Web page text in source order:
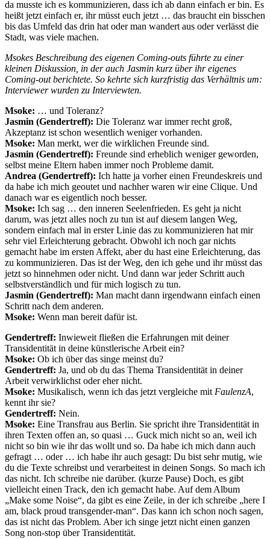
da musste ich es kommunizieren, dass ich ab dann einfach er bin. Es
heißt jetzt einfach er, ihr müsst euch jetzt … das braucht ein bisschen
bis das Umfeld das drin hat oder man wandert aus oder verlässt die
Stadt, was viele machen.
Msokes Beschreibung des eigenen Coming-outs führte zu einer
kleinen Diskussion, in der auch Jasmin kurz über ihr eigenes
Coming-out berichtete. So kehrte sich kurzfristig das Verhältnis um:
Interviewer wurden zu Interviewten.
Msoke: … und Toleranz?
Jasmin (Gendertreff): Die Toleranz war immer recht groß,
Akzeptanz ist schon wesentlich weniger vorhanden.
Msoke: Man merkt, wer die wirklichen Freunde sind.
Jasmin (Gendertreff): Freunde sind erheblich weniger geworden,
selbst meine Eltern haben immer noch Probleme damit.
Andrea (Gendertreff): Ich hatte ja vorher einen Freundeskreis und
da habe ich mich geoutet und nachher waren wir eine Clique. Und
danach war es eigentlich noch besser.
Msoke: Ich sag … den inneren Seelenfrieden. Es geht ja nicht
darum, was jetzt alles noch zu tun ist auf diesem langen Weg,
sondern einfach mal in erster Linie das zu kommunizieren hat mir
sehr viel Erleichterung gebracht. Obwohl ich noch gar nichts
gemacht habe im ersten Affekt, aber du hast eine Erleichterung, das
zu kommunizieren. Das ist der Weg, den ich gehe und ihr müsst das
jetzt so hinnehmen oder nicht. Und dann war jeder Schritt auch
selbstverständlich und für mich logisch zu tun.
Jasmin (Gendertreff): Man macht dann irgendwann einfach einen
Schritt nach dem anderen.
Msoke: Wenn man bereit dafür ist.
Gendertreff: Inwieweit fließen die Erfahrungen mit deiner
Transidentität in deine künstlerische Arbeit ein?
Msoke: Ob ich über das singe meinst du?
Gendertreff: Ja, und ob du das Thema Transidentität in deiner
Arbeit verwirklichst oder eher nicht.
Msoke: Musikalisch, wenn ich das jetzt vergleiche mit FaulenzA,
kennt ihr sie?
Gendertreff: Nein.
Msoke: Eine Transfrau aus Berlin. Sie spricht ihre Transidentität in
ihren Texten offen an, so quasi … Guck mich nicht so an, weil ich
nicht so bin wie ihr das wollt und so. Da habe ich mich dann auch
gefragt … oder … ich habe ihr auch gesagt: Du bist sehr mutig, wie
du die Texte schreibst und verarbeitest in deinen Songs. So mach ich
das nicht. Ich schreibe nie darüber. (kurze Pause) Doch, es gibt
vielleicht einen Track, den ich gemacht habe. Auf dem Album
„Make some Noise“, da gibt es eine Zeile, in der ich schreibe „here I
am, black proud transgender-man“. Das kann ich schon noch sagen,
das ist nicht das Problem. Aber ich singe jetzt nicht einen ganzen
Song non-stop über Transidentität.